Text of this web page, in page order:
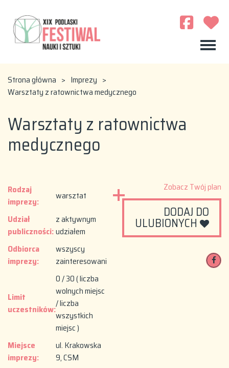
Strona główna > Imprezy >
Warsztaty z ratownictwa medycznego
Warsztaty z ratownictwa
medycznego
Rodzaj
imprezy:
warsztat
Udział
publiczności:
z aktywnym
udziałem
Odbiorca
imprezy:
wszyscy
zainteresowani
Limit
uczestników:
0 / 30 ( liczba
wolnych miejsc
/ liczba
wszystkich
miejsc )
Miejsce
imprezy:
ul. Krakowska
9, CSM
Zobacz Twój plan
DODAJ DO
ULUBIONYCH